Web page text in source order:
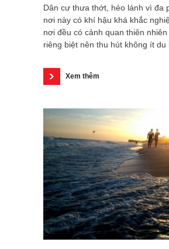
Dân cư thưa thớt, hẻo lánh vì đa
nơi này có khí hậu khá khắc
nơi đều có cảnh quan thiên nhiên
riêng biệt nên thu hút không ít du
Xem thêm